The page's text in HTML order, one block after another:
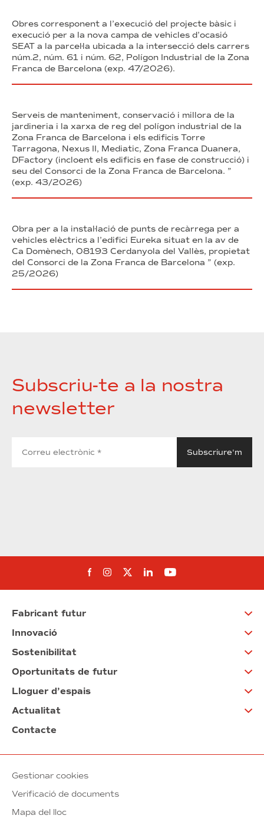
Obres corresponent a l’execució del projecte bàsic i
execució per a la nova campa de vehicles d’ocasió
SEAT a la parcel·la ubicada a la intersecció dels carrers
núm.2, núm. 61 i núm. 62, Polígon Industrial de la Zona
Franca de Barcelona (exp. 47/2026).
Serveis de manteniment, conservació i millora de la
jardineria i la xarxa de reg del polígon industrial de la
Zona Franca de Barcelona i els edificis Torre
Tarragona, Nexus II, Mediatic, Zona Franca Duanera,
DFactory (incloent els edificis en fase de construcció) i
seu del Consorci de la Zona Franca de Barcelona. ”
(exp. 43/2026)
Obra per a la instal·lació de punts de recàrrega per a
vehicles elèctrics a l’edifici Eureka situat en la av de
Ca Domènech, 08193 Cerdanyola del Vallès, propietat
del Consorci de la Zona Franca de Barcelona ” (exp.
25/2026)
Subscriu-te a la nostra
newsletter
Segueix-nos al Facebook
Segueix-nos a Instagram
Segueix-nos a Twitter
Segueix-nos a
Segueix-nos a
Fabricant futur
Innovació
Sostenibilitat
Oportunitats de futur
Lloguer d’espais
Actualitat
Contacte
Gestionar cookies
Verificació de documents
Mapa del lloc